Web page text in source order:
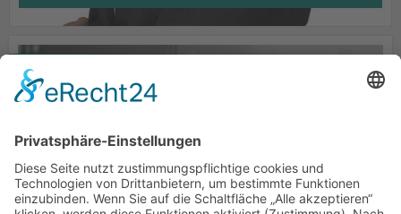
AUFBAUTEN
GRÜNHAGE AUTOMOTIVE
BEI WIND UND WETTER GESCHÜTZT
ZUM PRODUKT